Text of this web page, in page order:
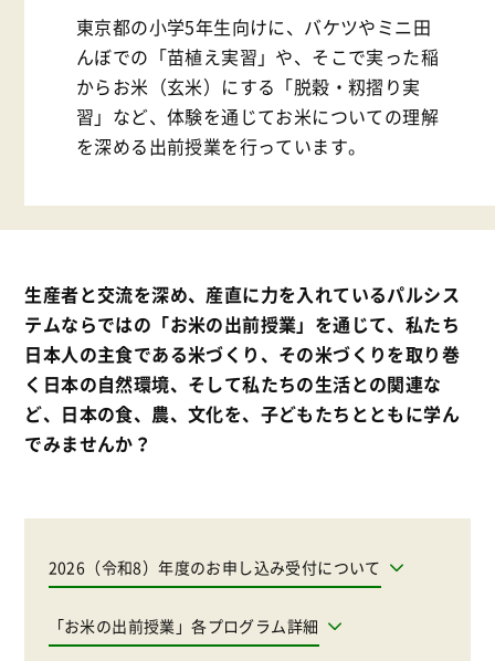
東京都の小学5年生向けに、バケツやミニ田
んぼでの「苗植え実習」や、そこで実った稲
からお米（玄米）にする「脱穀・籾摺り実
習」など、体験を通じてお米についての理解
を深める出前授業を行っています。
生産者と交流を深め、産直に力を入れているパルシス
テムならではの「お米の出前授業」を通じて、私たち
日本人の主食である米づくり、その米づくりを取り巻
く日本の自然環境、そして私たちの生活との関連な
ど、日本の食、農、文化を、子どもたちとともに学ん
でみませんか？
2026（令和8）年度のお申し込み受付について
「お米の出前授業」各プログラム詳細